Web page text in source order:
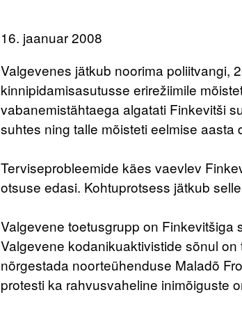
16. jaanuar 2008
Valgevenes jätkub noorima poliitvangi,
kinnipidamisasutusse erirežiimile
vabanemistähtaega algatati Finkevitši
suhtes ning talle mõisteti eelmise
Terviseprobleemide käes vaevlev
otsuse edasi. Kohtuprotsess jätkub
Valgevene toetusgrupp on Finkevitšiga
Valgevene kodanikuaktivistide sõnul
nõrgestada noorteühenduse Maladõ
protesti ka rahvusvaheline inimõiguste